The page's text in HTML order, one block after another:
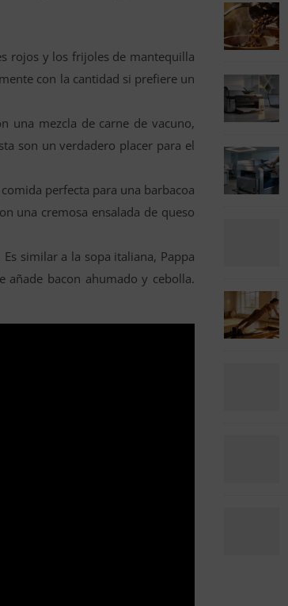
rojos y los frijoles de mantequilla
con la cantidad si prefiere un
una mezcla de carne de vacuno,
son un verdadero placer para el
perfecta para una barbacoa
una cremosa ensalada de queso
similar a la sopa italiana, Pappa
añade bacon ahumado y cebolla.